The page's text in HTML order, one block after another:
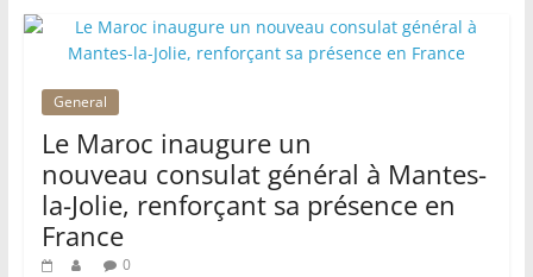
General
Le Maroc inaugure un
nouveau consulat général à Mantes-
la-Jolie, renforçant sa présence en
France
0